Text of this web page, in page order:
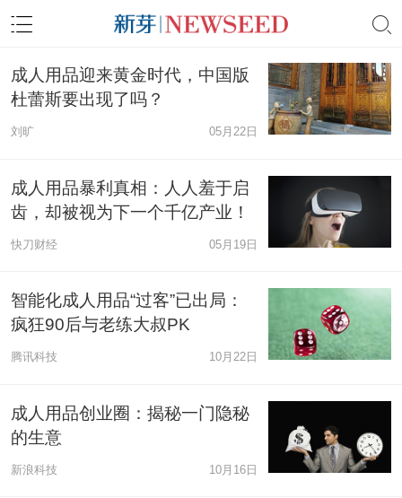
成人用品迎来黄金时代，中国版
杜蕾斯要出现了吗？
刘旷 05月22日
成人用品暴利真相：人人羞于启
齿，却被视为下一个千亿产业！
快刀财经 05月19日
智能化成人用品“过客”已出局：
疯狂90后与老练大叔PK
腾讯科技 10月22日
成人用品创业圈：揭秘一门隐秘
的生意
新浪科技 10月16日